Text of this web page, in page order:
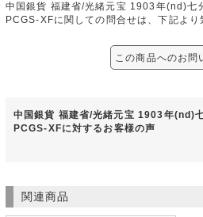
中国銀貨 福建省/光緒元宝 1903年(nd)七
PCGS-XFに関しての問合せは、下記より
この商品へのお問
中国銀貨 福建省/光緒元宝 1903年(nd)
PCGS-XFに対するお客様の声
関連商品